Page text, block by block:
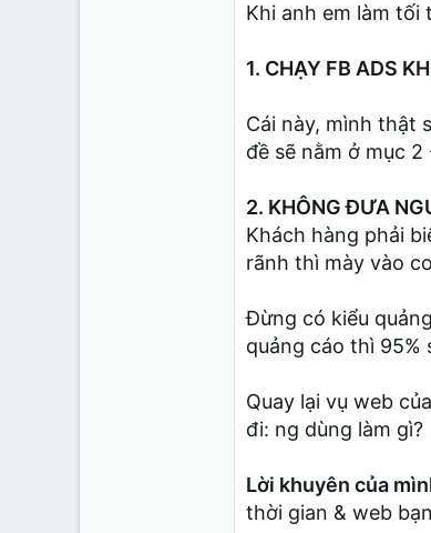
Khi anh em làm
1. CHẠY FB ADS
Cái này, mình thật
đề sẽ nằm ở mục
2. KHÔNG ĐƯA
Khách hàng phải
rãnh thì mày vào
Đừng có kiểu
quảng cáo thì 95%
Quay lại vụ web
đi: ng dùng làm gì?
Lời khuyên của
thời gian & web